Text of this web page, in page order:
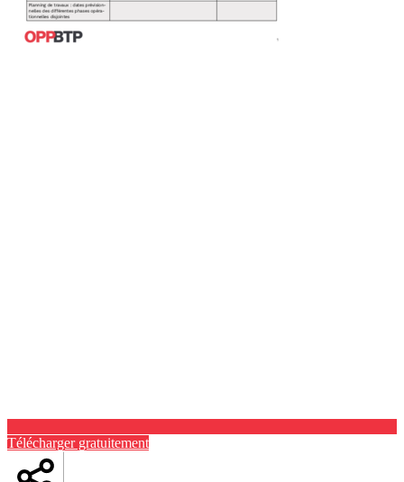
Télécharger gratuitement